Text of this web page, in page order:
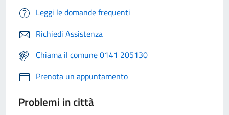
Leggi le domande frequenti
Richiedi Assistenza
Chiama il comune 0141 205130
Prenota un appuntamento
Problemi in città